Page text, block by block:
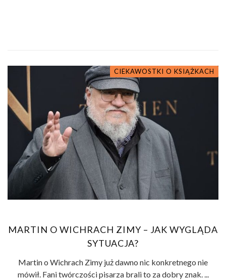
CIEKAWOSTKI O KSIĄŻKACH
MARTIN O WICHRACH ZIMY – JAK WYGLĄDA
SYTUACJA?
Martin o Wichrach Zimy już dawno nic konkretnego nie
mówił. Fani twórczości pisarza brali to za dobry znak. ...